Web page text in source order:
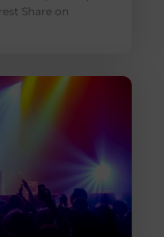
Share on